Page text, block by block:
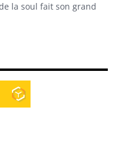
la soul fait son grand